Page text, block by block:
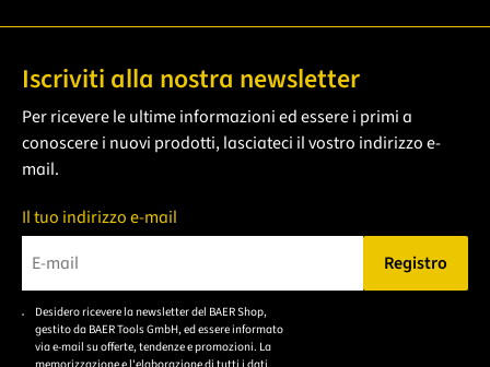
Iscriviti alla nostra newsletter
Per ricevere le ultime informazioni ed essere i primi a
conoscere i nuovi prodotti, lasciateci il vostro indirizzo e-
mail.
Il tuo indirizzo e-mail
Bitte geben Sie eine gültige E-Mail-Adresse ein.
Registro
Desidero ricevere la newsletter del BAER Shop,
gestito da BAER Tools GmbH, ed essere informato
via e-mail su offerte, tendenze e promozioni. La